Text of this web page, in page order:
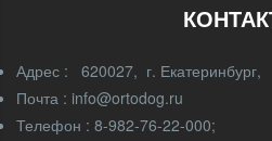
Адрес : 620027, г.
Почта : info@ortodog.ru
Телефон : 8-982-76-22-000;